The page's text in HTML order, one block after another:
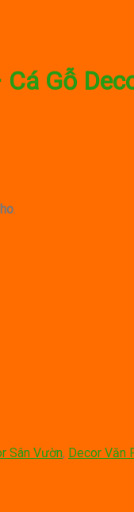
Gỗ
.
Sân Vườn, Decor Văn